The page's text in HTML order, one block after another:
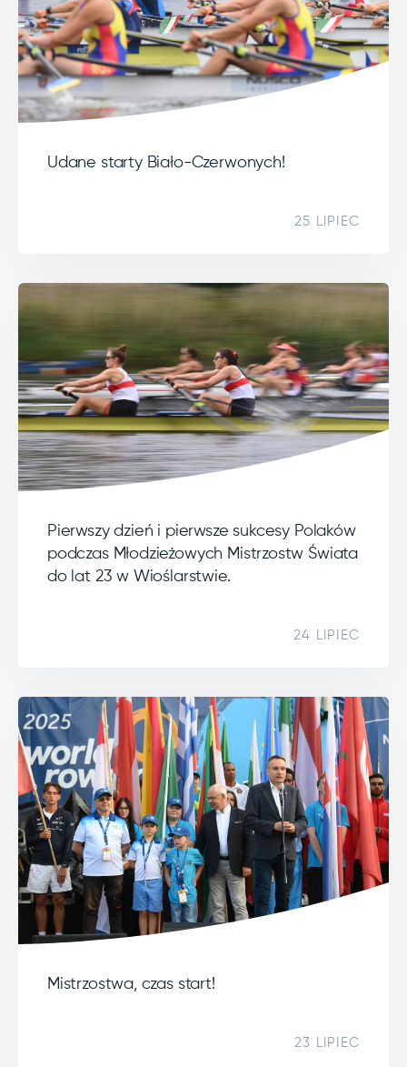
Udane starty Biało-Czerwonych!
25 LIPIEC
Pierwszy dzień i pierwsze sukcesy Polaków
podczas Młodzieżowych Mistrzostw Świata
do lat 23 w Wioślarstwie.
24 LIPIEC
Mistrzostwa, czas start!
23 LIPIEC